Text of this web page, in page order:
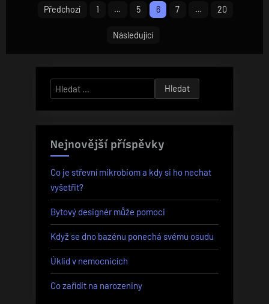
Předchozí 1 … 5 6 7 … 20
Následující
Vyhledávání
Nejnovější příspěvky
Co je střevní mikrobiom a kdy si ho nechat
vyšetřit?
Bytový designér může pomoci
Když se dno bazénu ponechá svému osudu
Úklid v nemocnicích
Co zařídit na narozeniny